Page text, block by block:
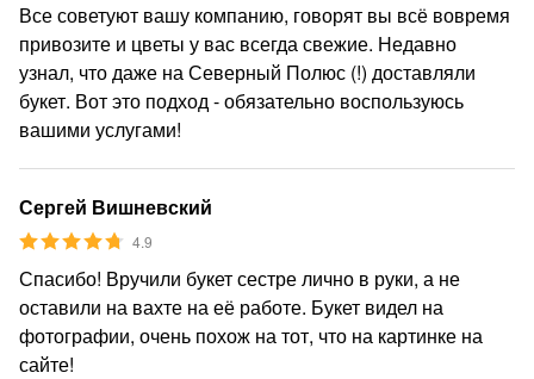
Все советуют вашу компанию, говорят вы всё вовремя
привозите и цветы у вас всегда свежие. Недавно
узнал, что даже на Северный Полюс (!) доставляли
букет. Вот это подход - обязательно воспользуюсь
вашими услугами!
Сергей Вишневский
4.9
Спасибо! Вручили букет сестре лично в руки, а не
оставили на вахте на её работе. Букет видел на
фотографии, очень похож на тот, что на картинке на
сайте!